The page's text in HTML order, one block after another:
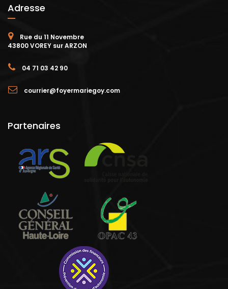
Adresse
Rue du 11 Novembre
43800 VOREY sur ARZON
04 71 03 42 90
courrier@foyermariegoy.com
Partenaires